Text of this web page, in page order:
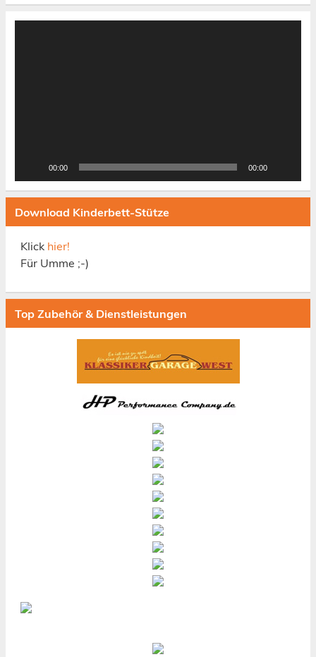
Video-
00:00 00:00
Download Kinderbett-Stütze
Klick hier!
Für Umme ;-)
Top Zubehör & Dienstleistungen